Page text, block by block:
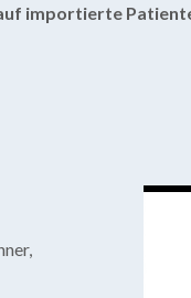
importierte